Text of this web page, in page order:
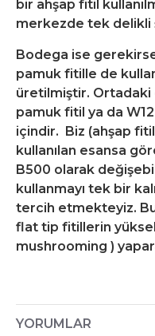
bir ahşap fitil
merkezde tek delikli
Bodega ise
pamuk fitille de
üretilmiştir. Ortadaki
pamuk fitil ya da
içindir. Biz (ahşap
kullanılan esansa
B500 olarak
kullanmayı tek bir
tercih etmekteyiz.
flat tip fitillerin
mushrooming )
YORUMLAR